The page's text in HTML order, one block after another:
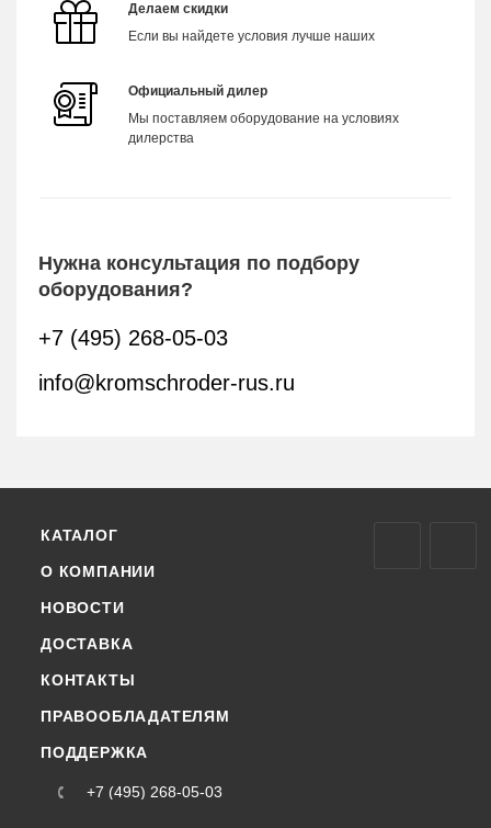
Делаем скидки
Если вы найдете условия лучше наших
Официальный дилер
Мы поставляем оборудование на условиях
дилерства
Нужна консультация по подбору
оборудования?
+7 (495) 268-05-03
info@kromschroder-rus.ru
КАТАЛОГ
О КОМПАНИИ
НОВОСТИ
ДОСТАВКА
КОНТАКТЫ
ПРАВООБЛАДАТЕЛЯМ
ПОДДЕРЖКА
+7 (495) 268-05-03